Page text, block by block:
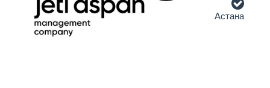
Астана